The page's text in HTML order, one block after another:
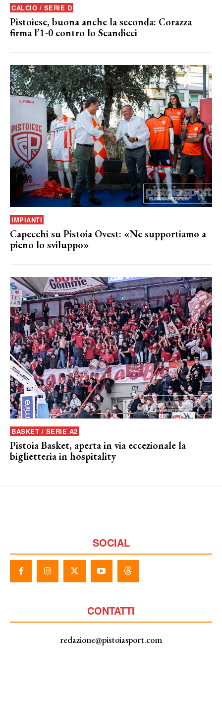
CALCIO / SERIE D
Pistoiese, buona anche la seconda: Corazza
firma l’1-0 contro lo Scandicci
IMPIANTI
Capecchi su Pistoia Ovest: «Ne supportiamo a
pieno lo sviluppo»
BASKET / SERIE A2
Pistoia Basket, aperta in via eccezionale la
biglietteria in hospitality
SOCIAL
CONTATTI
redazione@pistoiasport.com